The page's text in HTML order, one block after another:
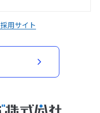
採用サイト